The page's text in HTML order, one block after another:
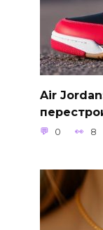
Air
0 8